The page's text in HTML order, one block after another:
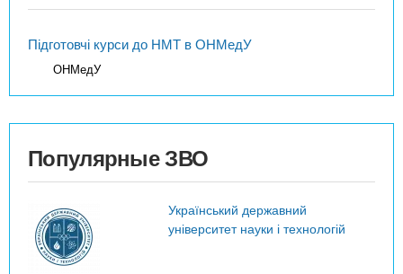
Підготовчі курси до НМТ в ОНМедУ
ОНМедУ
Популярные ЗВО
Український державний
університет науки і технологій